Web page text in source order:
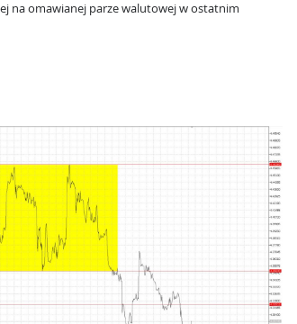
na omawianej parze walutowej w ostatnim